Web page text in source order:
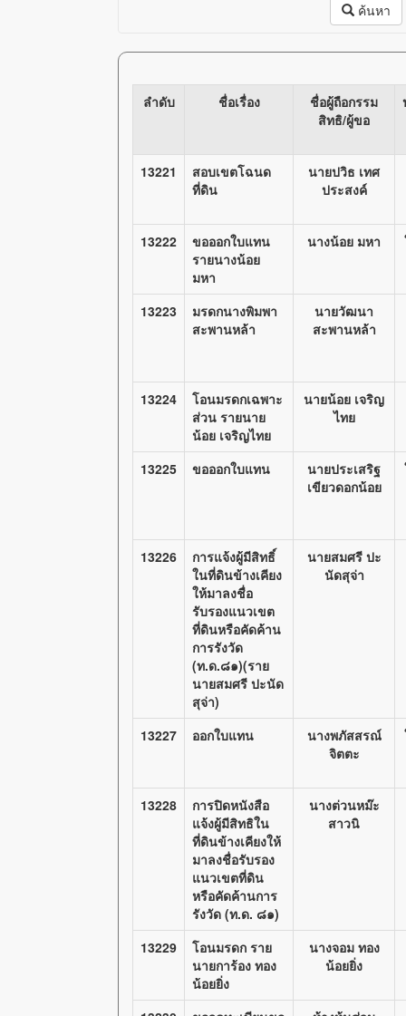
ค้นหา
ลำดับ ชื่อเรื่อง
ชื่อผู้ถือกรรม
สิทธิ/ผู้ขอ
13221
สอบเขตโฉนด
ที่ดิน
นายปวิธ เทศ
ประสงค์
13222
ขอออกใบแทน
รายนางน้อย
มหา
นางน้อย มหา
13223
มรดกนางพิมพา
สะพานหล้า
นายวัฒนา
สะพานหล้า
13224
โอนมรดกเฉพาะ
ส่วน รายนาย
น้อย เจริญไทย
นายน้อย เจริญ
ไทย
13225 ขอออกใบแทน
นายประเสริฐ
เขียวดอกน้อย
13226
การแจ้งผู้มีสิทธิ์
ในที่ดินข้างเคียง
ให้มาลงชื่อ
รับรองแนวเขต
ที่ดินหรือคัดค้าน
การรังวัด
(ท.ด.๘๑)(ราย
นายสมศรี ปะนัด
สุจ่า)
นายสมศรี ปะ
นัดสุจ่า
13227 ออกใบแทน
นางพภัสสรณ์
จิตตะ
13228
การปิดหนังสือ
แจ้งผู้มีสิทธิใน
ที่ดินข้างเคียงให้
มาลงชื่อรับรอง
แนวเขตที่ดิน
หรือคัดค้านการ
รังวัด (ท.ด. ๘๑)
นางต่วนหม๊ะ
สาวนิ
13229
โอนมรดก ราย
นายการ้อง ทอง
น้อยยิ่ง
นางจอม ทอง
น้อยยิ่ง